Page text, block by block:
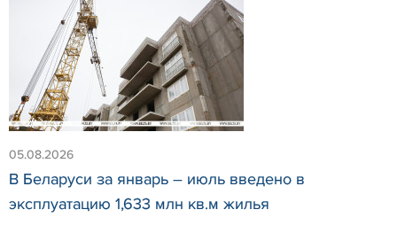
05.08.2026
В Беларуси за январь – июль введено в
эксплуатацию 1,633 млн кв.м жилья